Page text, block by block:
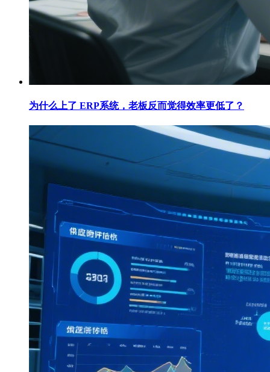
为什么上了 ERP系统，老板反而觉得效率更低了？